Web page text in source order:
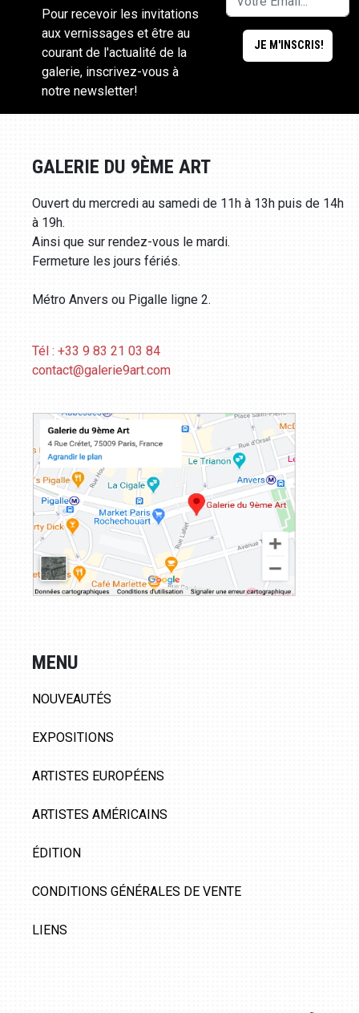
Pour recevoir les invitations
aux vernissages et être au
courant de l'actualité de la
galerie, inscrivez-vous à
notre newsletter!
GALERIE DU 9ÈME ART
Ouvert du mercredi au samedi de 11h à 13h puis de 14h
à 19h.
Ainsi que sur rendez-vous le mardi.
Fermeture les jours fériés.
Métro Anvers ou Pigalle ligne 2.
Tél : +33 9 83 21 03 84
contact@galerie9art.com
MENU
NOUVEAUTÉS
EXPOSITIONS
ARTISTES EUROPÉENS
ARTISTES AMÉRICAINS
ÉDITION
CONDITIONS GÉNÉRALES DE VENTE
LIENS